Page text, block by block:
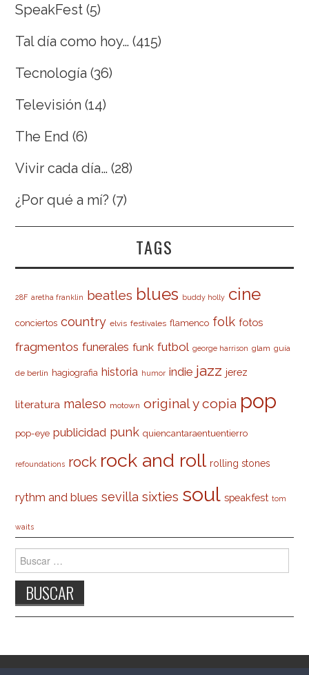
SpeakFest (5)
Tal día como hoy… (415)
Tecnología (36)
Televisión (14)
The End (6)
Vivir cada día… (28)
¿Por qué a mí? (7)
TAGS
28F aretha franklin beatles blues buddy holly cine
conciertos country elvis festivales flamenco folk fotos
fragmentos funerales funk futbol george harrison glam guía
de berlín hagiografia historia humor indie jazz jerez
literatura maleso motown original y copia pop
pop-eye publicidad punk quiencantaraentuentierro
refoundations rock rock and roll rolling stones
rythm and blues sevilla sixties soul speakfest tom
waits
Buscar: